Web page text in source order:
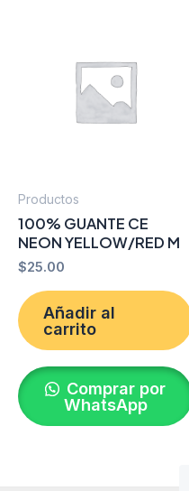
Productos
100% GUANTE CE
NEON YELLOW/RED M
$25.00
Añadir al
carrito
Comprar por
WhatsApp